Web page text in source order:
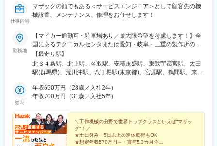
仕事内容
マザックの顔でもある＜サービスエンジニア＞として顧客先の機
械設置、メンテナンス、修理をお任せします！
勤務地
【マイカー通勤可・駐車場あり／最大限希望を考慮します！】全
国にあるテクニカルセンタまたは愛知・岐阜・三重の製作所の中
から勤務地を決定します。★転勤については本人に相談して決定
いたします★経験を積んだ後、海外拠点への赴任も可能です（希
望者のみ）＜テクニカルセンタ一覧＞■北海道・東北・北海道札幌
都宮市・群馬県太田市・茨城県つくば市・東京都中央区・埼玉県
さいたま市・神奈川県大和市■甲信越・新潟県長岡市・長野県長野
安城市・愛知県丹羽郡・三重県桑名市■北陸・富山県富山市・石川
県金沢市■関西・滋賀県栗東市・大阪府東大阪市・大阪府豊中市・
兵庫県加古郡■中国・岡山県都窪郡・広島県福山市・広島県安芸郡
■四国・愛媛県四国中央市■九州・福岡県太宰府市・熊本県熊本市
【最寄り駅】
北３４条駅、北上駅、名取駅、安積永盛駅、東武宇都宮駅、太田
駅(群馬県)、荒川沖駅、八丁堀駅(東京都)、宮原駅、鶴間駅、来迎
柏森駅、在良駅、南富山駅、野々市駅(ＩＲいしかわ鉄道線)、手原
駅、長田駅(大阪府)、庄内駅(大阪府)、播磨町駅、中庄駅、福山
駅、麻生駅、東宮原駅、ジヤトコ前駅、蓮花寺駅、南富山駅前
駅、都府楼南駅、大町駅(富山県)
給与
年収650万円（28歳／入社2年）
年収700万円（31歳／入社5年）
＼工作機械の分野で世界トップクラスといえば“マザッ
ク”！／
★土日休み・5日以上の連休取得もOK
★想定年収570万円～・賞与5.3カ月分